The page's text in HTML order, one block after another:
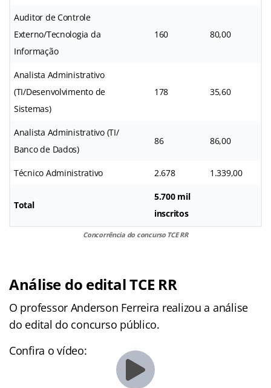
Auditor de Controle
Externo/Tecnologia da
Informação
160 80,00
Analista Administrativo
(TI/Desenvolvimento de
Sistemas)
178 35,60
Analista Administrativo (TI/
Banco de Dados)
86 86,00
Técnico Administrativo 2.678 1.339,00
Total
5.700 mil
inscritos
Concorrência do concurso TCE RR
Análise do edital TCE RR
O professor Anderson Ferreira realizou a análise
do edital do concurso público.
Confira o vídeo: